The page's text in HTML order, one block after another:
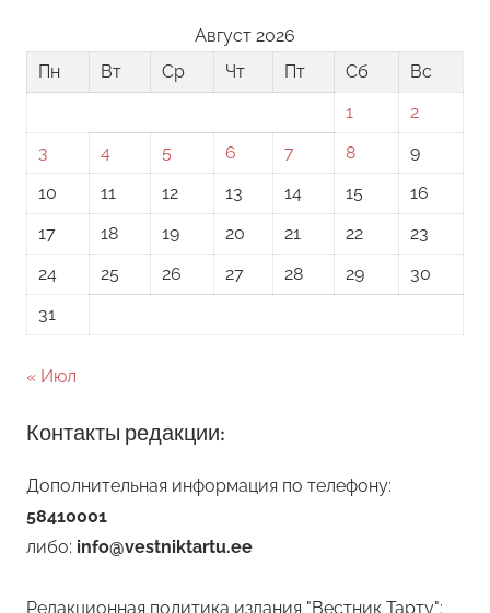
Август 2026
Пн
Вт Ср Чт Пт Сб
Вс
1
2
3
4 5 6 7 8
9
10
11 12 13 14 15
16
17
18 19 20 21 22
23
24
25 26 27 28 29
30
31
« Июл
Контакты редакции:
Дополнительная информация по телефону:
58410001
либо: info@vestniktartu.ee
Редакционная политика издания "Вестник Тарту":